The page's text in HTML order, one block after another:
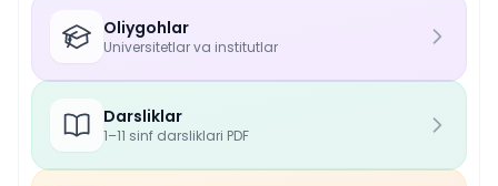
Oliygohlar
Universitetlar va institutlar
Darsliklar
1–11 sinf darsliklari PDF